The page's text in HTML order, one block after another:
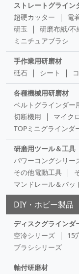
ストレートグライン
超硬カッター
電
研玉
研磨布紙/不
ミニチュアブラシ
手作業用研磨材
砥石
シート
各種機械用研磨材
ベルトグラインダー
切断機用
マイク
TOPミニグラインダ
研磨用ツール＆工具
パワーコングシリー
その他電動工具
マンドレール＆パッ
DIY・ホビー製品
ディスクグラインダ
空冷シリーズ
15
ブラシシリーズ
軸付研磨材